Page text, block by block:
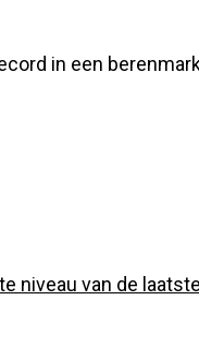
in een
niveau van de